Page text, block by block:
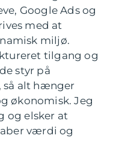
Google Ads og
med at
miljø.
tilgang og
styr på
så alt hænger
økonomisk. Jeg
og elsker at
værdi og